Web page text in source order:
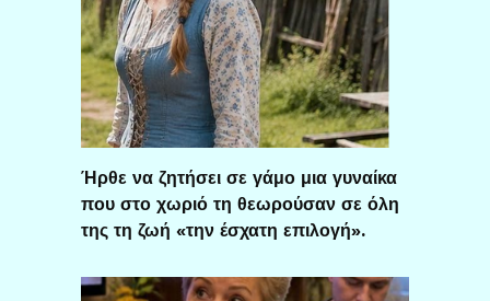
Ήρθε να ζητήσει σε γάμο μια γυναίκα
που στο χωριό τη θεωρούσαν σε όλη
της τη ζωή «την έσχατη επιλογή».